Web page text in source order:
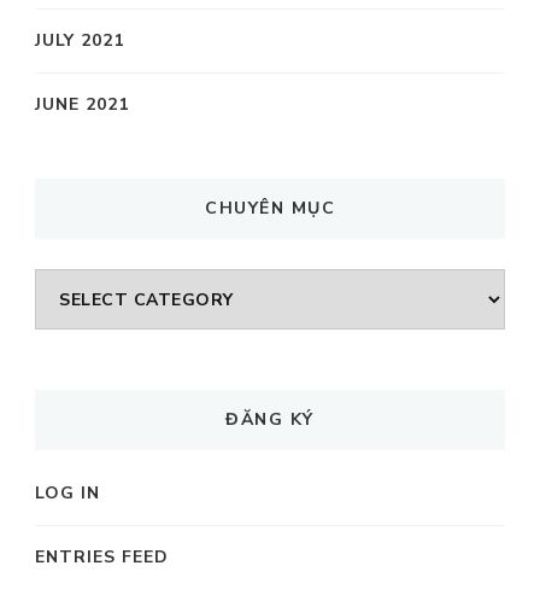
JULY 2021
JUNE 2021
CHUYÊN MỤC
CHUYÊN
MỤC
ĐĂNG KÝ
LOG IN
ENTRIES FEED